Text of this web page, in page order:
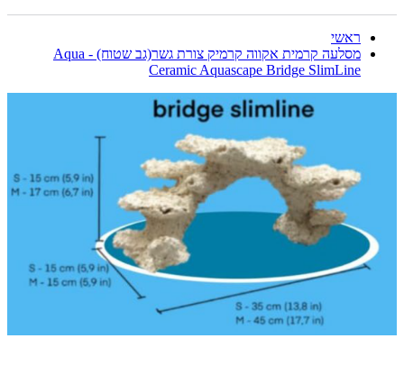
ראשי
מסלעה קרמית אקווה קרמיק צורת גשר(גב שטוח) - Aqua
Ceramic Aquascape Bridge SlimLine